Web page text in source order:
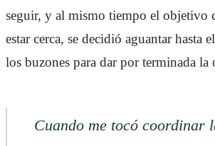
seguir, y al mismo tiempo el objetivo
estar cerca, se decidió aguantar hasta
los buzones para dar por terminada la
Cuando me tocó coordinar